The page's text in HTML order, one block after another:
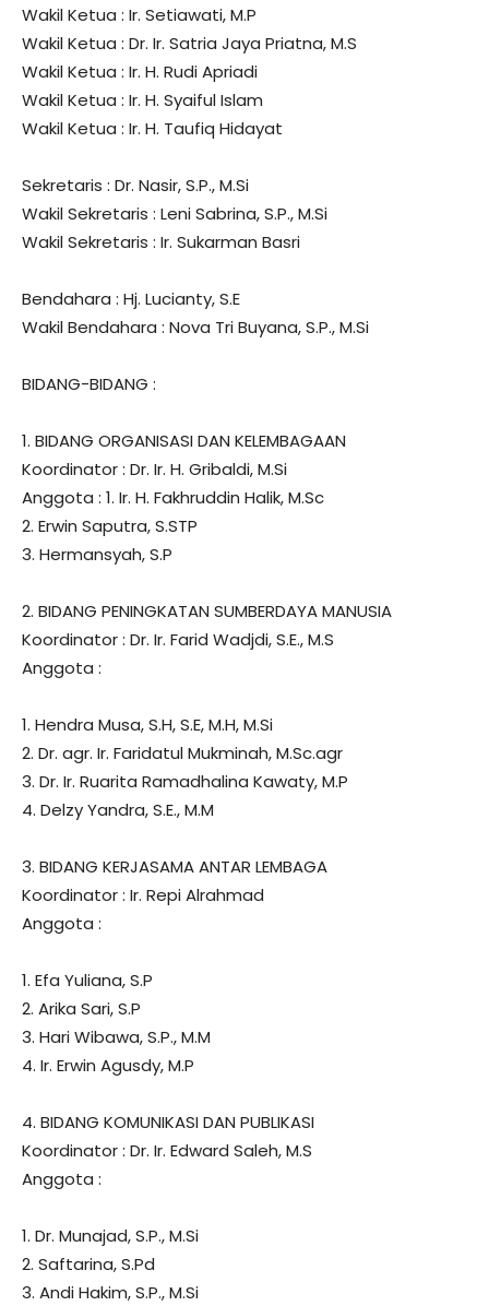
Wakil Ketua : Ir. Setiawati, M.P
Wakil Ketua : Dr. Ir. Satria Jaya Priatna, M.S
Wakil Ketua : Ir. H. Rudi Apriadi
Wakil Ketua : Ir. H. Syaiful Islam
Wakil Ketua : Ir. H. Taufiq Hidayat
Sekretaris : Dr. Nasir, S.P., M.Si
Wakil Sekretaris : Leni Sabrina, S.P., M.Si
Wakil Sekretaris : Ir. Sukarman Basri
Bendahara : Hj. Lucianty, S.E
Wakil Bendahara : Nova Tri Buyana, S.P., M.Si
BIDANG-BIDANG :
1. BIDANG ORGANISASI DAN KELEMBAGAAN
Koordinator : Dr. Ir. H. Gribaldi, M.Si
Anggota : 1. Ir. H. Fakhruddin Halik, M.Sc
2. Erwin Saputra, S.STP
3. Hermansyah, S.P
2. BIDANG PENINGKATAN SUMBERDAYA MANUSIA
Koordinator : Dr. Ir. Farid Wadjdi, S.E., M.S
Anggota :
1. Hendra Musa, S.H, S.E, M.H, M.Si
2. Dr. agr. Ir. Faridatul Mukminah, M.Sc.agr
3. Dr. Ir. Ruarita Ramadhalina Kawaty, M.P
4. Delzy Yandra, S.E., M.M
3. BIDANG KERJASAMA ANTAR LEMBAGA
Koordinator : Ir. Repi Alrahmad
Anggota :
1. Efa Yuliana, S.P
2. Arika Sari, S.P
3. Hari Wibawa, S.P., M.M
4. Ir. Erwin Agusdy, M.P
4. BIDANG KOMUNIKASI DAN PUBLIKASI
Koordinator : Dr. Ir. Edward Saleh, M.S
Anggota :
1. Dr. Munajad, S.P., M.Si
2. Saftarina, S.Pd
3. Andi Hakim, S.P., M.Si